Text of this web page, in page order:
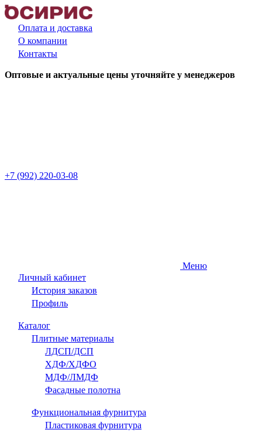
Оплата и доставка
О компании
Контакты
Оптовые и актуальные цены уточняйте у менеджеров
+7 (992) 220-03-08
Меню
Личный кабинет
История заказов
Профиль
Каталог
Плитные материалы
ЛДСП/ДСП
ХДФ/ХДФО
МДФ/ЛМДФ
Фасадные полотна
Функциональная фурнитура
Пластиковая фурнитура